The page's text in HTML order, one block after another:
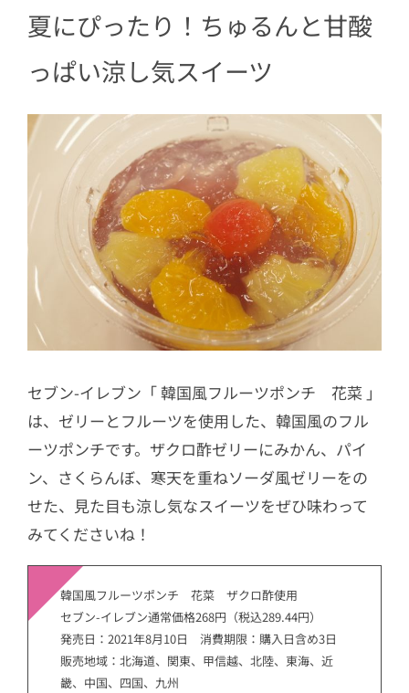
夏にぴったり！ちゅるんと甘酸
っぱい涼し気スイーツ
セブン-イレブン「 韓国風フルーツポンチ 花菜 」
は、ゼリーとフルーツを使用した、韓国風のフル
ーツポンチです。ザクロ酢ゼリーにみかん、パイ
ン、さくらんぼ、寒天を重ねソーダ風ゼリーをの
せた、見た目も涼し気なスイーツをぜひ味わって
みてくださいね！
韓国風フルーツポンチ 花菜 ザクロ酢使用
セブン-イレブン通常価格268円（税込289.44円）
発売日：2021年8月10日 消費期限：購入日含め3日
販売地域：北海道、関東、甲信越、北陸、東海、近
畿、中国、四国、九州